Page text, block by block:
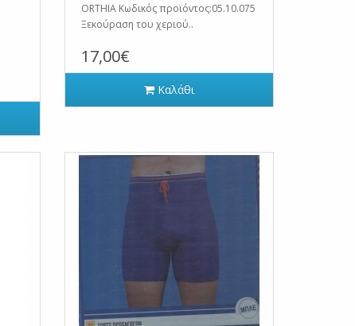
ORTHIA Κωδικός προϊόντος:05.10.075
Ξεκούραση του χεριού..
17,00€
Καλάθι